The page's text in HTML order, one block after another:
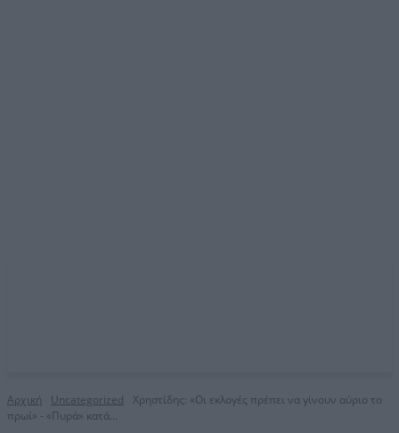
Αρχική Uncategorized
Χρηστίδης: «Οι εκλογές πρέπει να γίνουν αύριο το
πρωί» - «Πυρά» κατά...